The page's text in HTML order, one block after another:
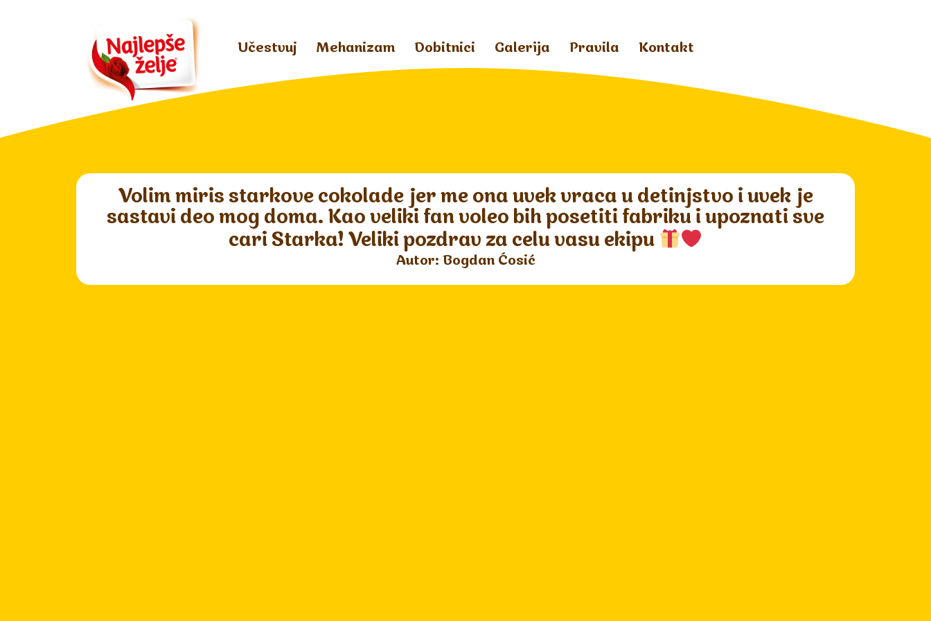
Učestvuj Mehanizam Dobitnici Galerija Pravila Kontakt
Volim miris starkove cokolade jer me ona uvek vraca u detinjstvo i uvek je
sastavi deo mog doma. Kao veliki fan voleo bih posetiti fabriku i upoznati sve
cari Starka! Veliki pozdrav za celu vasu ekipu
Autor: Bogdan Ćosić